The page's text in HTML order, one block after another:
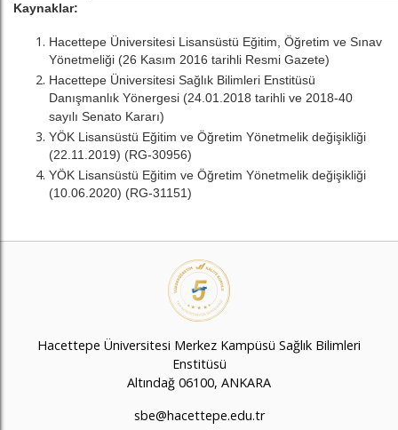
Kaynaklar:
Hacettepe Üniversitesi Lisansüstü Eğitim, Öğretim ve Sınav
Yönetmeliği (26 Kasım 2016 tarihli Resmi Gazete)
Hacettepe Üniversitesi Sağlık Bilimleri Enstitüsü
Danışmanlık Yönergesi (24.01.2018 tarihli ve 2018-40
sayılı Senato Kararı)
YÖK Lisansüstü Eğitim ve Öğretim Yönetmelik değişikliği
(22.11.2019) (RG-30956)
YÖK Lisansüstü Eğitim ve Öğretim Yönetmelik değişikliği
(10.06.2020) (RG-31151)
Hacettepe Üniversitesi Merkez Kampüsü Sağlık Bilimleri
Enstitüsü
Altındağ 06100, ANKARA
sbe@hacettepe.edu.tr